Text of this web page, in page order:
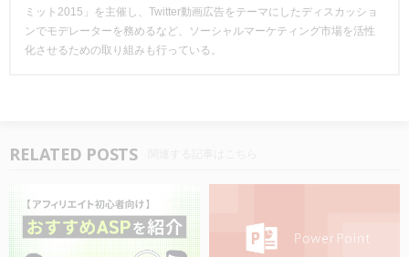
ミット2015」を主催し、Twitter動画広告をテーマにしたディスカッショ
ンでモデレーターを務めるなど、ソーシャルマーケティング市場を活性
化させるための取り組みも行っている。
RELATED POSTS